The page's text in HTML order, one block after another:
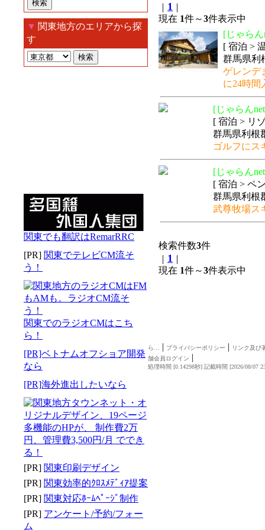
▼ 関東地方のエリアから探
す
関東でも翻訳はRemarRRC
[PR] 関東でテレビCM流そ
う！
関東でのラジオCMはこち
ら！
[PR]ベトナムオフショア開発
なら
[PR]海外進出したいなら
[PR] 関東印刷デザイン
[PR] 関東効率的ｸﾛｽﾒﾃﾞｨｱ提案
[PR] 関東対応ﾎｰﾑﾍﾟｰｼﾞ制作
[PR] アンケート/予約/フォー
ム
1
現在 1件～3件表示中
[じゃらん
[ 宿泊 >
群馬県利
ゲレンデ
に24時間
[じゃらん
[ 宿泊 > リ
群馬県利根
ゴルフにス
[じゃらん
[ 宿泊 > ペ
群馬県利根
武尊牧場ス
検索件数3件
1
現在 1件～3件表示中
ら… | プライバシーポリシー |
リンク及び
舗会員ログイン |
処理時間 [0.14298秒] 記載時間 [2026/08/07